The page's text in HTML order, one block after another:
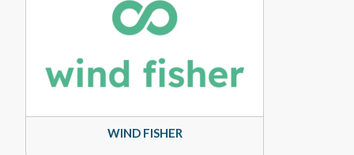
WIND FISHER